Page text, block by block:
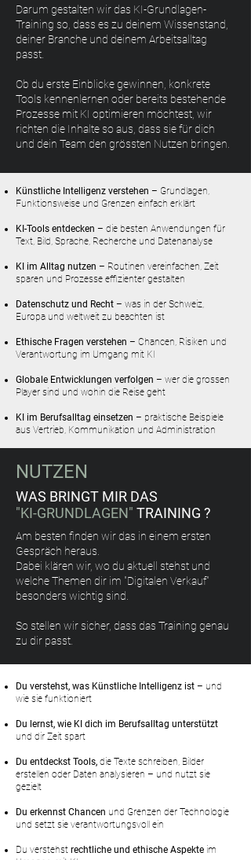
Darum gestalten wir das KI-Grundlagen-
Training so, dass es zu deinem Wissenstand,
deiner Branche und deinem Arbeitsalltag
passt.
Ob du erste Einblicke gewinnen, konkrete
Tools kennenlernen oder bereits bestehende
Prozesse mit KI optimieren möchtest, wir
richten die Inhalte so aus, dass sie für dich
und dein Team den grössten Nutzen bringen.
Künstliche Intelligenz verstehen – Grundlagen,
Funktionsweise und Grenzen einfach erklärt
KI-Tools entdecken – die besten Anwendungen für
Text, Bild, Sprache, Recherche und Datenanalyse
KI im Alltag nutzen – Routinen vereinfachen, Zeit
sparen und Prozesse effizienter gestalten
Datenschutz und Recht – was in der Schweiz,
Europa und weltweit zu beachten ist
Ethische Fragen verstehen – Chancen, Risiken und
Verantwortung im Umgang mit KI
Globale Entwicklungen verfolgen – wer die grossen
Player sind und wohin die Reise geht
KI im Berufsalltag einsetzen – praktische Beispiele
aus Vertrieb, Kommunikation und Administration
NUTZEN
WAS BRINGT MIR DAS
"KI-GRUNDLAGEN" TRAINING ?
Am besten finden wir das in einem ersten
Gespräch heraus.
Dabei klären wir, wo du aktuell stehst und
welche Themen dir im "Digitalen Verkauf"
besonders wichtig sind.
So stellen wir sicher, dass das Training genau
zu dir passt.
Du verstehst, was Künstliche Intelligenz ist – und
wie sie funktioniert
Du lernst, wie KI dich im Berufsalltag unterstützt
und dir Zeit spart
Du entdeckst Tools, die Texte schreiben, Bilder
erstellen oder Daten analysieren – und nutzt sie
gezielt
Du erkennst Chancen und Grenzen der Technologie
und setzt sie verantwortungsvoll ein
Du verstehst rechtliche und ethische Aspekte im